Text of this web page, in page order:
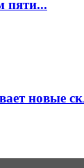
пяти...
новые